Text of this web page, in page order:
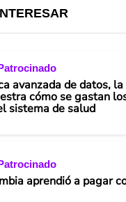
avanzada de datos, la
cómo se gastan
sistema de salud
aprendió a pagar